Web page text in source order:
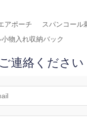
アポーチ スパンコール
物入れ収納バック
連絡ください